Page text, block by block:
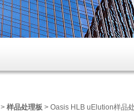
> 样品处理板 > Oasis HLB uElution样品